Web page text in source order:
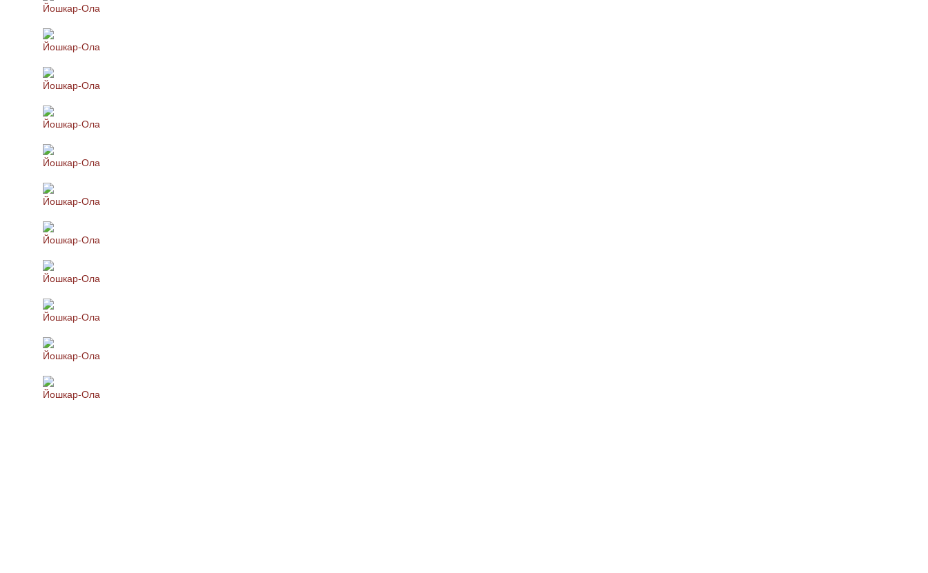
Йошкар-Ола
Йошкар-Ола
Йошкар-Ола
Йошкар-Ола
Йошкар-Ола
Йошкар-Ола
Йошкар-Ола
Йошкар-Ола
Йошкар-Ола
Йошкар-Ола
Йошкар-Ола